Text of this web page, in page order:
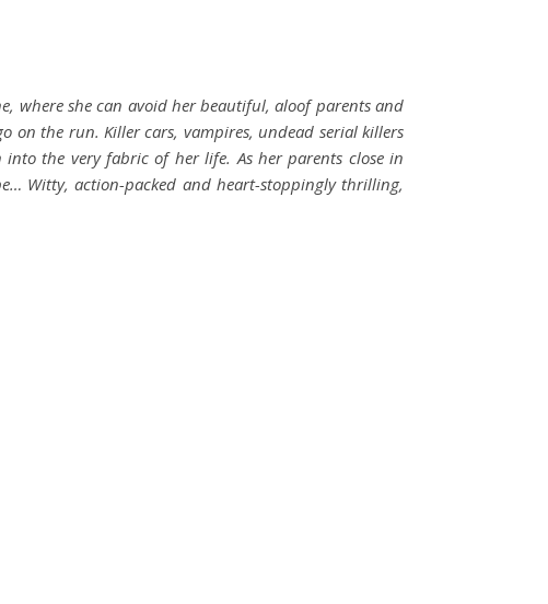
where she can avoid her beautiful, aloof parents and
on the run. Killer cars, vampires, undead serial killers
the very fabric of her life. As her parents close in
Witty, action-packed and heart-stoppingly thrilling,